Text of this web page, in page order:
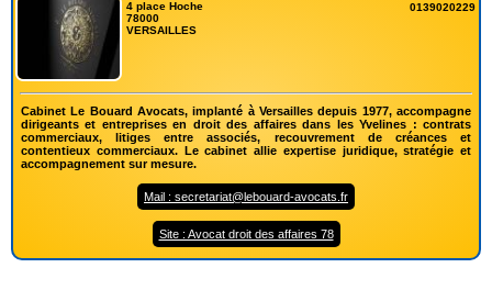
4 place Hoche
78000
VERSAILLES
0139020229
Cabinet Le Bouard Avocats, implanté à Versailles depuis 1977, accompagne
dirigeants et entreprises en droit des affaires dans les Yvelines : contrats
commerciaux, litiges entre associés, recouvrement de créances et
contentieux commerciaux. Le cabinet allie expertise juridique, stratégie et
accompagnement sur mesure.
Mail : secretariat@lebouard-avocats.fr
Site : Avocat droit des affaires 78